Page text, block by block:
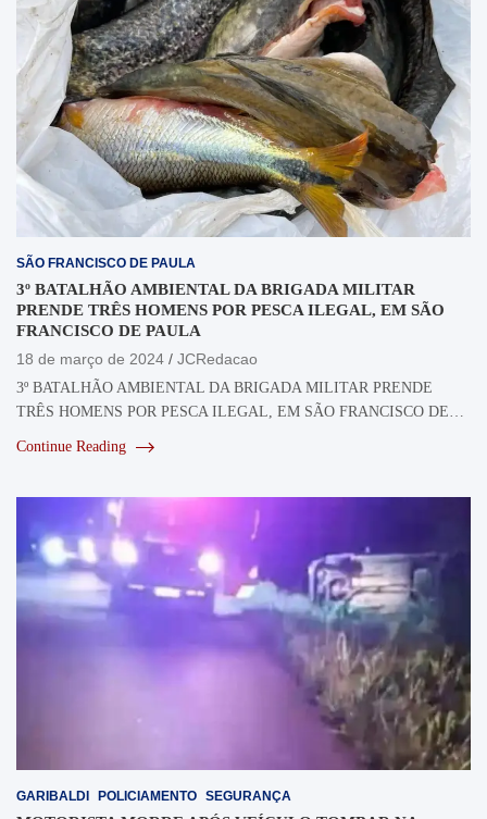
SÃO FRANCISCO DE PAULA
3º BATALHÃO AMBIENTAL DA BRIGADA MILITAR
PRENDE TRÊS HOMENS POR PESCA ILEGAL, EM SÃO
FRANCISCO DE PAULA
18 de março de 2024
JCRedacao
3º BATALHÃO AMBIENTAL DA BRIGADA MILITAR PRENDE
TRÊS HOMENS POR PESCA ILEGAL, EM SÃO FRANCISCO DE…
Continue Reading
GARIBALDI POLICIAMENTO SEGURANÇA